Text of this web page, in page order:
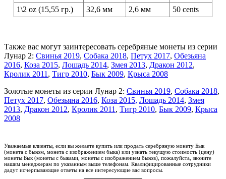
1\2 oz (15,55 гр.)
32,6 мм 2,6 мм 50 cents
Также вас могут заинтересовать серебряные монеты из серии
Лунар 2: Свинья 2019, Собака 2018, Петух 2017, Обезьяна
2016, Коза 2015, Лошадь 2014, Змея 2013, Дракон 2012,
Кролик 2011 , Тигр 2010, Бык 2009, Крыса 2008
Золотые монеты из серии Лунар 2: Свинья 2019, Собака 2018,
Петух 2017, Обезьяна 2016, Коза 2015, Лошадь 2014, Змея
2013, Дракон 2012, Кролик 2011 , Тигр 2010, Бык 2009, Крыса
2008
Уважаемые клиенты, если вы желаете купить или продать серебряную монету Бык
(монета с быком, монета с изображением быка) или узнать текущую стоимость (цену)
монеты Бык (монеты с быками, монеты с изображением быков), пожалуйста, звоните
нашим менеджерам по указанным выше телефонам. Квалифицированные сотрудники
дадут исчерпывающие ответы на все интересующие вас вопросы.